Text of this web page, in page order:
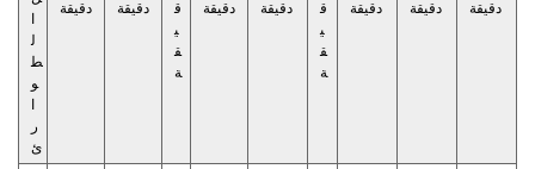
ا
ل
ط
و
ا
ر
ئ
دقيقة
دقيقة
ق
ي
ق
ة
دقيقة
دقيقة
ق
ي
ق
ة
دقيقة
دقيقة
دقيقة